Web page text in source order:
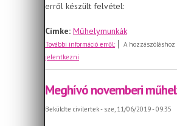
erről készült felvétel:
Címke: Műhelymunkák
További információ erről:November 13-ai
A hozzászóláshoz
jelentkezni
Meghívó novemberi
Beküldte civilertek- sze, 11/06/2019 - 09:35